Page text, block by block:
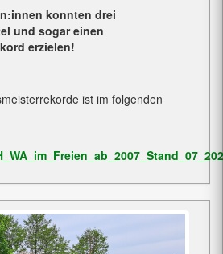
konnten drei
und sogar einen
erzielen!
ist im folgenden